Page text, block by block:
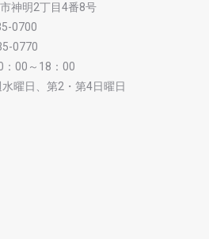
神明2丁目4番8号
0700
0770
：00～18：00
曜日、第2・第4日曜日